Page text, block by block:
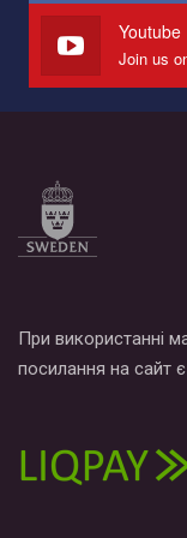
Youtube
Join us
При використанні
посилання на сайт